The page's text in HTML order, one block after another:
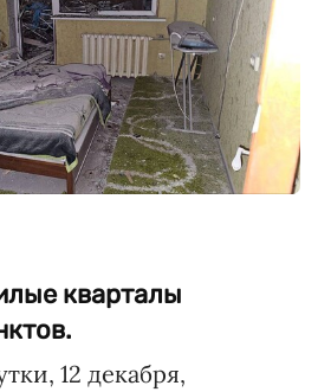
кварталы
12 декабря,